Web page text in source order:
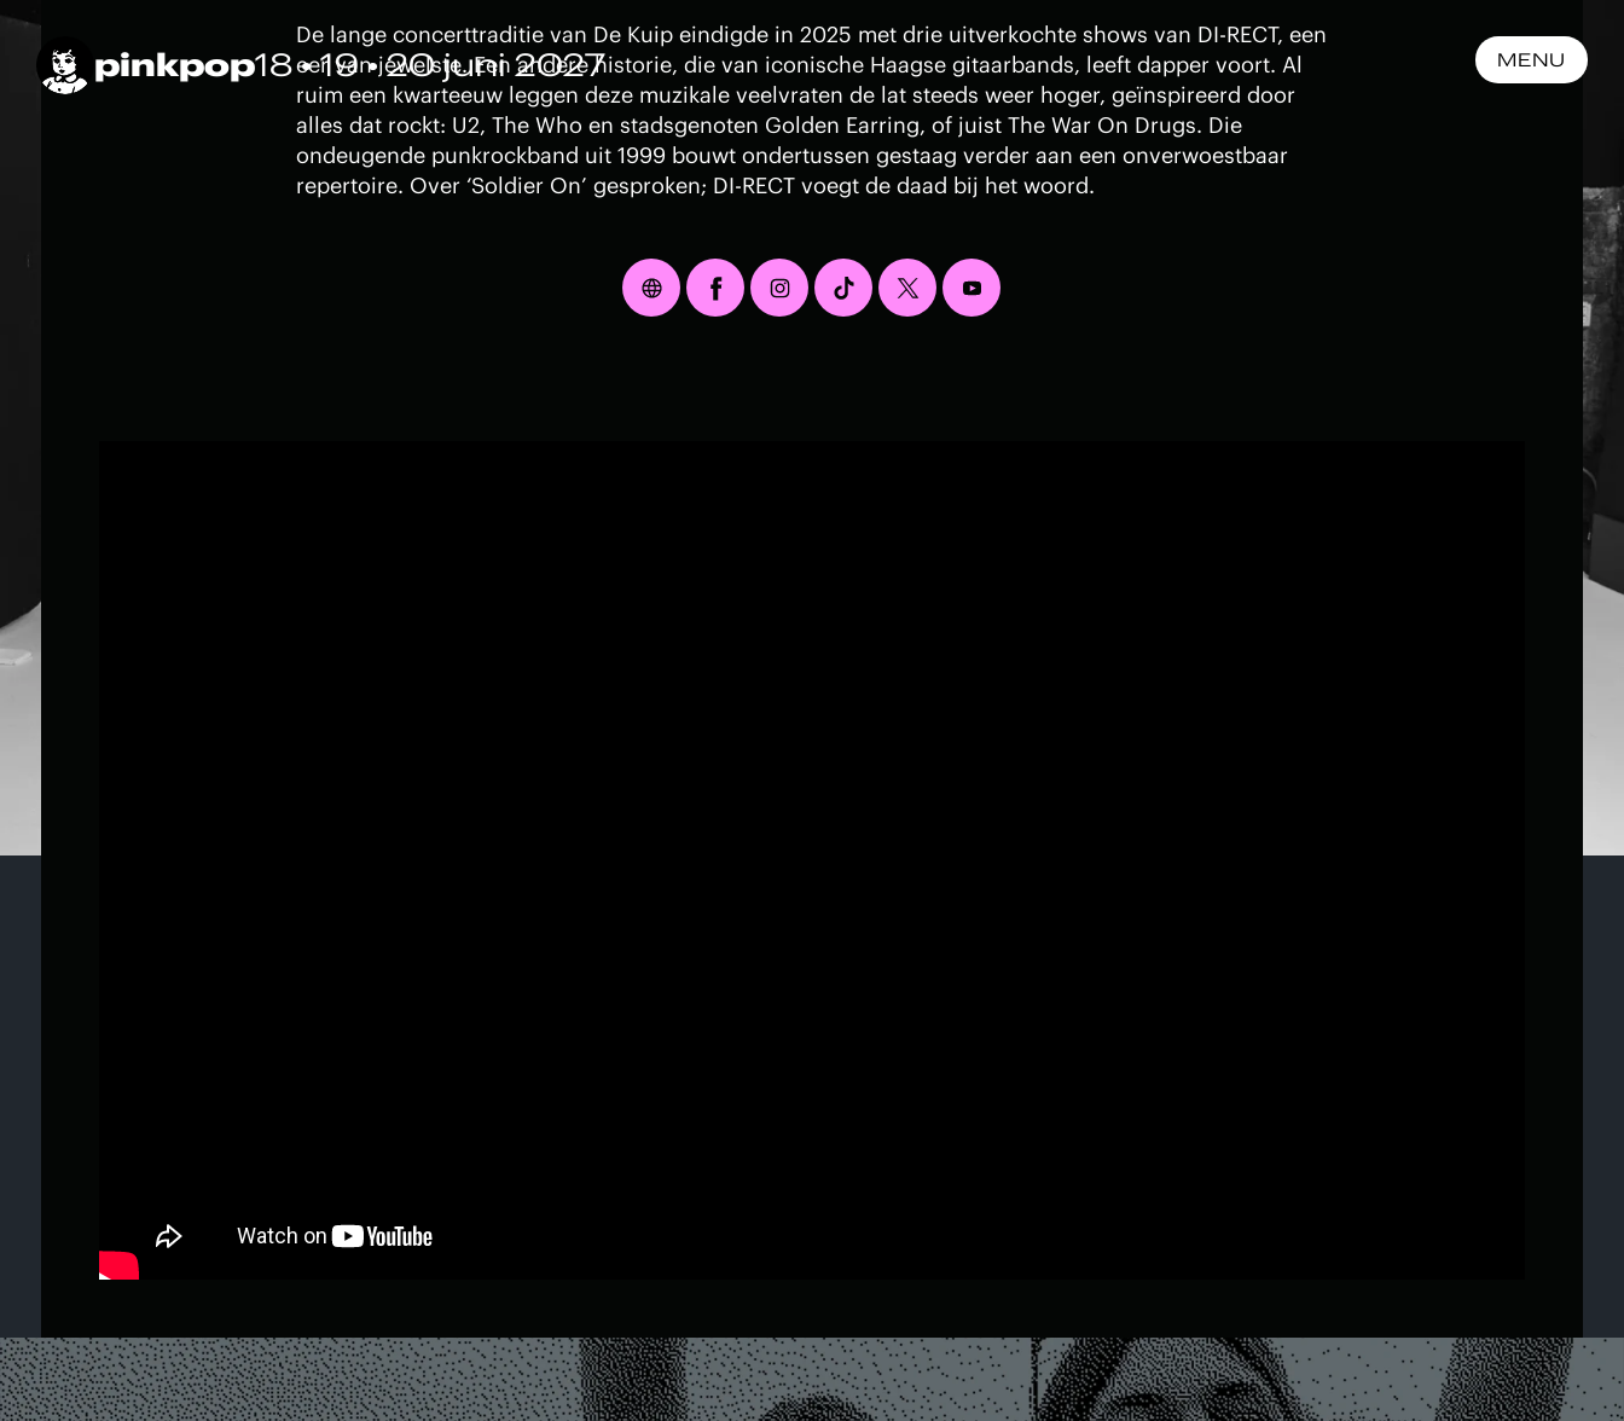
pinkpop18 • 19 • 20 juni 2027 MENU
De lange concerttraditie van De Kuip eindigde in 2025 met drie uitverkochte shows van DI-RECT, een
eer van jewelste. Een andere historie, die van iconische Haagse gitaarbands, leeft dapper voort. Al
ruim een kwarteeuw leggen deze muzikale veelvraten de lat steeds weer hoger, geïnspireerd door
alles dat rockt: U2, The Who en stadsgenoten Golden Earring, of juist The War On Drugs. Die
ondeugende punkrockband uit 1999 bouwt ondertussen gestaag verder aan een onverwoestbaar
repertoire. Over ‘Soldier On’ gesproken; DI-RECT voegt de daad bij het woord.